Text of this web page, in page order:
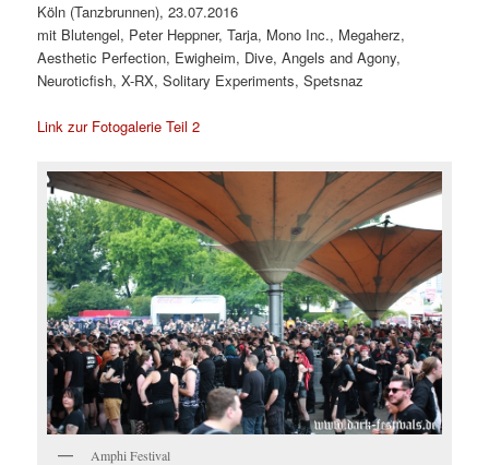
Köln (Tanzbrunnen), 23.07.2016
mit Blutengel, Peter Heppner, Tarja, Mono Inc., Megaherz,
Aesthetic Perfection, Ewigheim, Dive, Angels and Agony,
Neuroticfish, X-RX, Solitary Experiments, Spetsnaz
Link zur Fotogalerie Teil 2
Amphi Festival